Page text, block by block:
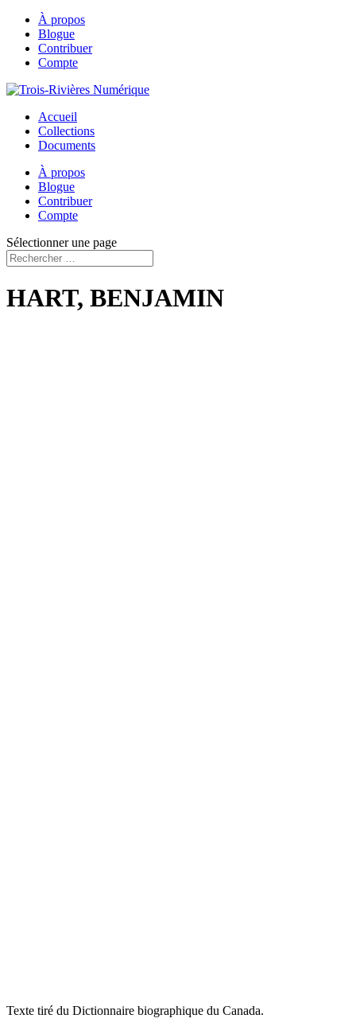
À propos
Blogue
Contribuer
Compte
Accueil
Collections
Documents
À propos
Blogue
Contribuer
Compte
Sélectionner une page
HART, BENJAMIN
Texte tiré du Dictionnaire biographique du Canada.